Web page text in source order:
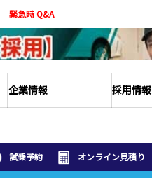
企業情報 採用情報
緊急時 Q&A
試乗予約 オンライン見積り